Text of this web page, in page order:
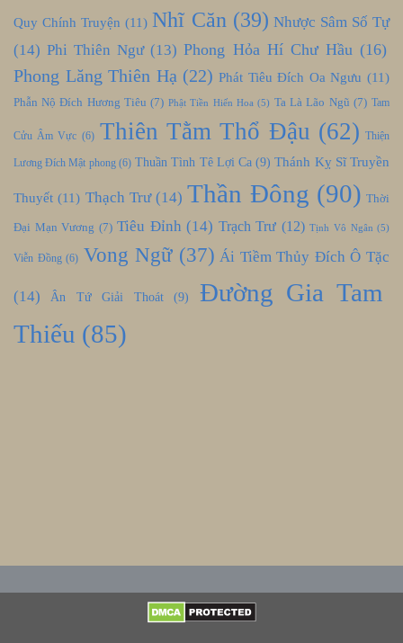
Quy Chính Truyện (11) Nhĩ Căn(39) Nhược Sâm Số Tự
(14) Phi Thiên Ngư(13) Phong Hỏa Hí Chư Hầu(16)
Phong Lăng Thiên Hạ (22) Phát Tiêu Đích Oa Ngưu (11)
Phẫn Nộ Đích Hương Tiêu (7) Phật Tiền Hiến Hoa(5) Ta Là Lão Ngũ (7) Tam
Cửu Âm Vực (6) Thiên Tằm Thổ Đậu (62) Thiện
Lương Đích Mật phong(6) Thuần Tình Tê Lợi Ca(9) Thánh Kỵ Sĩ Truyền
Thuyết (11) Thạch Trư(14) Thần Đông (90) Thời
Đại Mạn Vương (7) Tiêu Đỉnh (14) Trạch Trư (12) Tịnh Vô Ngân (5)
Viễn Đồng(6) Vong Ngữ(37) Ái Tiềm Thủy Đích Ô Tặc
(14) Ân Tứ Giải Thoát(9)
Đường Gia Tam
Thiếu (85)